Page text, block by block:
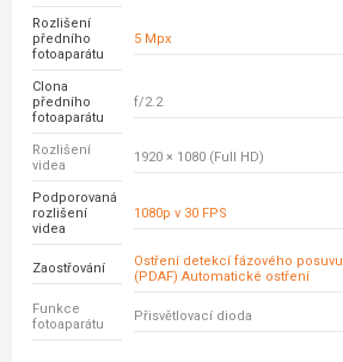
Rozlišení
předního
fotoaparátu
5 Mpx
Clona
předního
fotoaparátu
f/2.2
Rozlišení
videa
1920 × 1080 (Full HD)
Podporovaná
rozlišení
videa
1080p v 30 FPS
Zaostřování
Ostření detekcí fázového posuvu
(PDAF) Automatické ostření
Funkce
fotoaparátu
Přisvětlovací dioda